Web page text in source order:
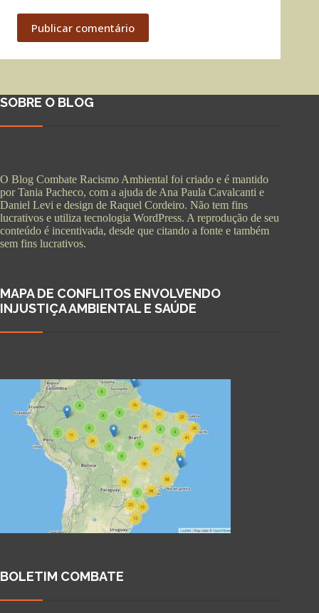
Publicar comentário
SOBRE O BLOG
O Blog Combate Racismo Ambiental foi criado e é mantido
por Tania Pacheco, com a ajuda de Ana Paula Cavalcanti e
Daniel Levi e design de Raquel Cordeiro. Não tem fins
lucrativos e utiliza tecnologia WordPress. A reprodução de seu
conteúdo é incentivada, desde que citando a fonte e também
sem fins lucrativos.
MAPA DE CONFLITOS ENVOLVENDO
INJUSTIÇA AMBIENTAL E SAÚDE
BOLETIM COMBATE